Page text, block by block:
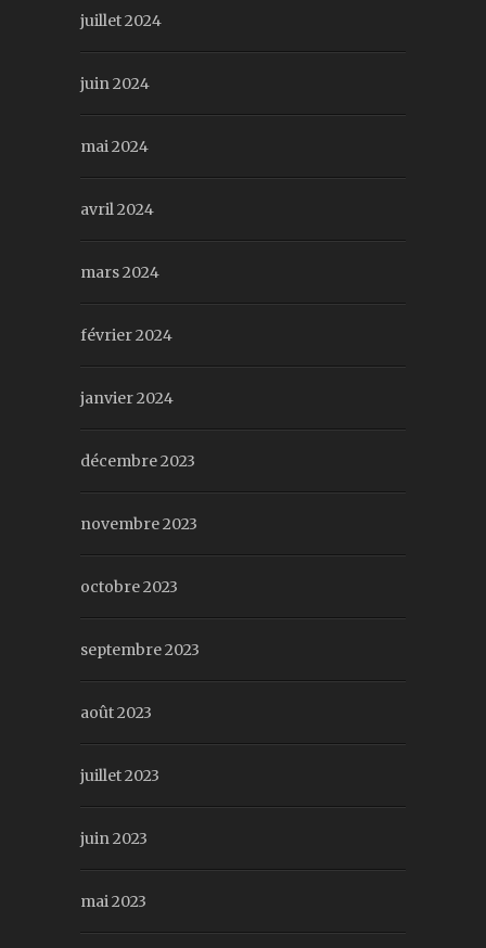
juillet 2024
juin 2024
mai 2024
avril 2024
mars 2024
février 2024
janvier 2024
décembre 2023
novembre 2023
octobre 2023
septembre 2023
août 2023
juillet 2023
juin 2023
mai 2023